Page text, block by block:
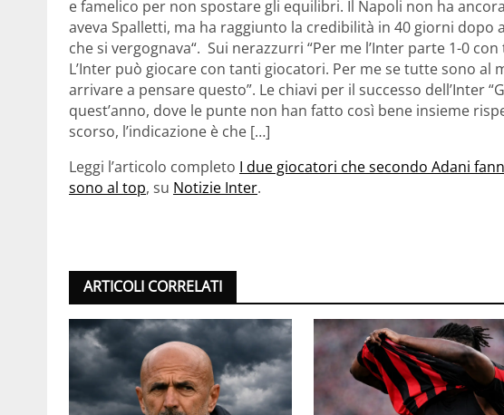
e famelico per non spostare gli equilibri. Il Napoli non ha
aveva Spalletti, ma ha raggiunto la credibilità in 40 giorni dopo
che si vergognava“. Sui nerazzurri “Per me l’Inter parte 1-0
L’Inter può giocare con tanti giocatori. Per me se tutte sono al
arrivare a pensare questo”. Le chiavi per il successo dell’Inter
quest’anno, dove le punte non han fatto così bene insieme
scorso, l’indicazione è che […]
Leggi l’articolo completo I due giocatori che secondo Adani
sono al top, su Notizie Inter.
ARTICOLI CORRELATI